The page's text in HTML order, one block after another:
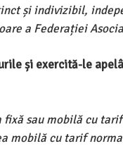
și indivizibil,
a Federației
și exercită-le
sau mobilă cu
mobilă cu tarif